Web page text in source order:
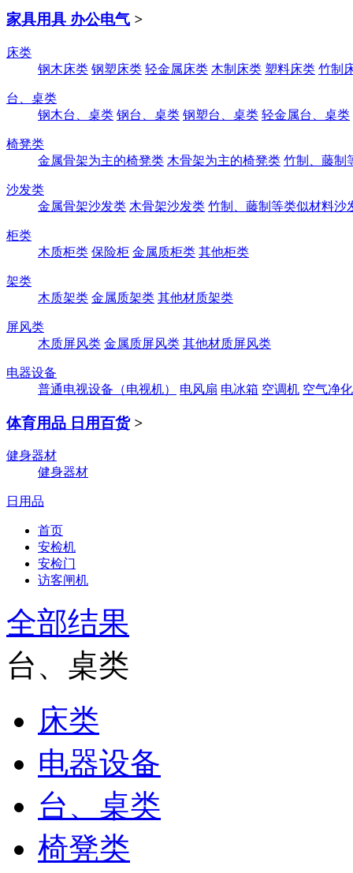
家具用具 办公电气 >
床类
钢木床类 钢塑床类 轻金属床类 木制床类 塑料床类 竹制
台、桌类
钢木台、桌类 钢台、桌类 钢塑台、桌类 轻金属台、桌类
椅凳类
金属骨架为主的椅凳类 木骨架为主的椅凳类 竹制、藤制
沙发类
金属骨架沙发类 木骨架沙发类 竹制、藤制等类似材料沙
柜类
木质柜类 保险柜 金属质柜类 其他柜类
架类
木质架类 金属质架类 其他材质架类
屏风类
木质屏风类 金属质屏风类 其他材质屏风类
电器设备
普通电视设备（电视机）
电风扇 电冰箱 空调机 空气净
体育用品 日用百货 >
健身器材
健身器材
日用品
首页
安检机
安检门
访客闸机
全部结果
台、桌类
床类
电器设备
台、桌类
椅凳类